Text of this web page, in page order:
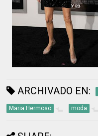
ARCHIVADO EN:
Maria Hermoso moda